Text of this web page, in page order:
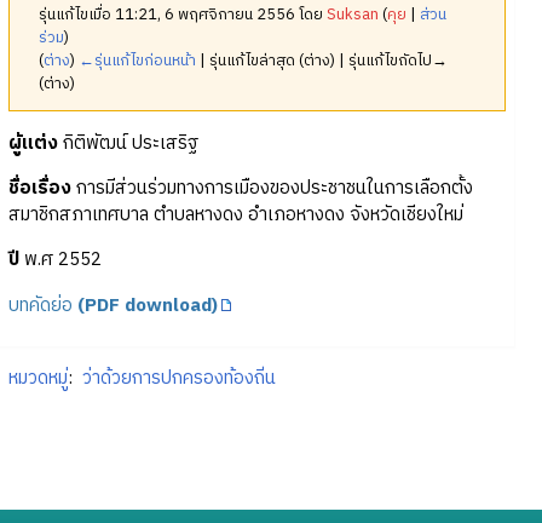
รุ่นแก้ไขเมื่อ 11:21, 6 พฤศจิกายน 2556 โดยSuksan (คุย | ส่วน
ร่วม)
(ต่าง) ←รุ่นแก้ไขก่อนหน้า | รุ่นแก้ไขล่าสุด (ต่าง) | รุ่นแก้ไขถัดไป→
(ต่าง)
ผู้แต่งกิติพัฒน์ ประเสริฐ
ชื่อเรื่องการมีส่วนร่วมทางการเมืองของประชาชนในการเลือกตั้ง
สมาชิกสภาเทศบาล ตำบลหางดง อำเภอหางดง จังหวัดเชียงใหม่
ปีพ.ศ 2552
บทคัดย่อ (PDF download)
หมวดหมู่: ว่าด้วยการปกครองท้องถิ่น